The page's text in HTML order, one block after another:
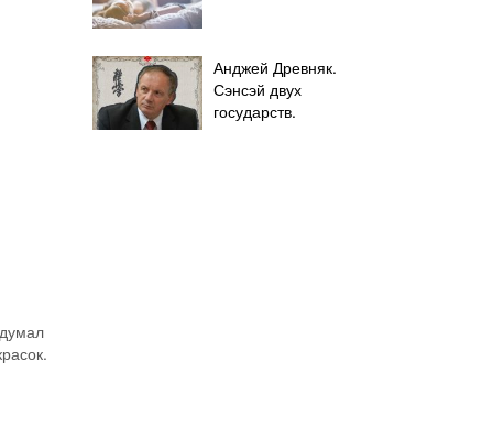
Анджей Древняк.
Сэнсэй двух
государств.